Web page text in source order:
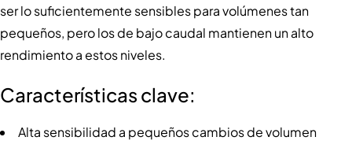
ser lo suficientemente sensibles para volúmenes tan
pequeños, pero los de bajo caudal mantienen un alto
rendimiento a estos niveles.
Características clave:
Alta sensibilidad a pequeños cambios de volumen